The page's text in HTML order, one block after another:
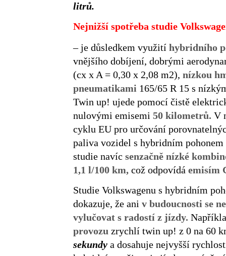
litrů.
Nejnižší spotřeba studie
– je důsledkem využití hybridního
vnějšího dobíjení, dobrými
(cx x A = 0,30 x 2,08 m2), nízkou
pneumatikami 165/65 R 15 s
Twin up! ujede pomocí čistě
nulovými emisemi 50 kilometrů. V
cyklu EU pro určování
paliva vozidel s hybridním
studie navíc senzačně nízké
1,1 l/100 km, což odpovídá emisím
Studie Volkswagenu s hybridním
dokazuje, že ani v budoucnosti se
vylučovat s radostí z jízdy.
provozu zrychlí twin up! z 0 na 60
sekundy a dosahuje nejvyšší